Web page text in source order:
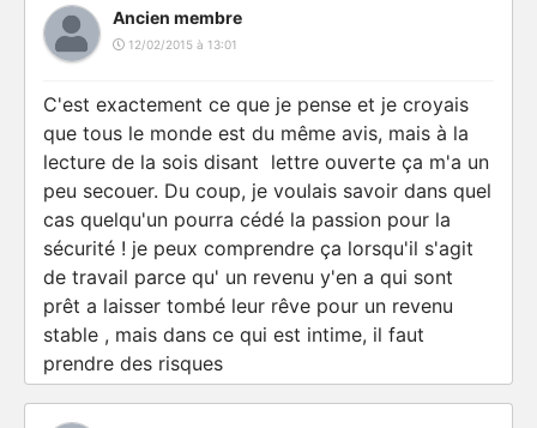
Ancien membre
12/02/2015 à 13:01
C'est exactement ce que je pense et je croyais
que tous le monde est du même avis, mais à la
lecture de la sois disant lettre ouverte ça m'a un
peu secouer. Du coup, je voulais savoir dans quel
cas quelqu'un pourra cédé la passion pour la
sécurité ! je peux comprendre ça lorsqu'il s'agit
de travail parce qu' un revenu y'en a qui sont
prêt a laisser tombé leur rêve pour un revenu
stable , mais dans ce qui est intime, il faut
prendre des risques